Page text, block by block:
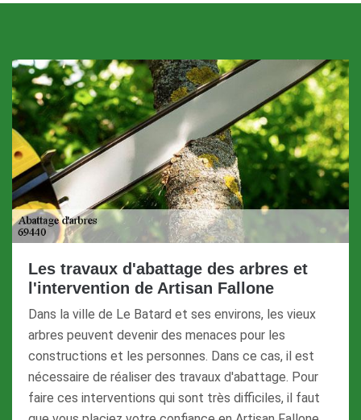
Les travaux d'abattage des arbres et
l'intervention de Artisan Fallone
Dans la ville de Le Batard et ses environs, les vieux
arbres peuvent devenir des menaces pour les
constructions et les personnes. Dans ce cas, il est
nécessaire de réaliser des travaux d'abattage. Pour
faire ces interventions qui sont très difficiles, il faut